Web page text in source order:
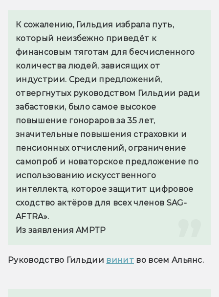
К сожалению, Гильдия избрала путь,
который неизбежно приведёт к
финансовым тяготам для бесчисленного
количества людей, зависящих от
индустрии. Среди предложений,
отвергнутых руководством Гильдии ради
забастовки, было самое высокое
повышение гонораров за 35 лет,
значительные повышения страховки и
пенсионных отчислений, ограничение
самопроб и новаторское предложение по
использованию искусственного
интеллекта, которое защитит цифровое
сходство актёров для всех членов SAG-
AFTRA».
Из заявления AMPTP
Руководство Гильдии винит во всем Альянс.